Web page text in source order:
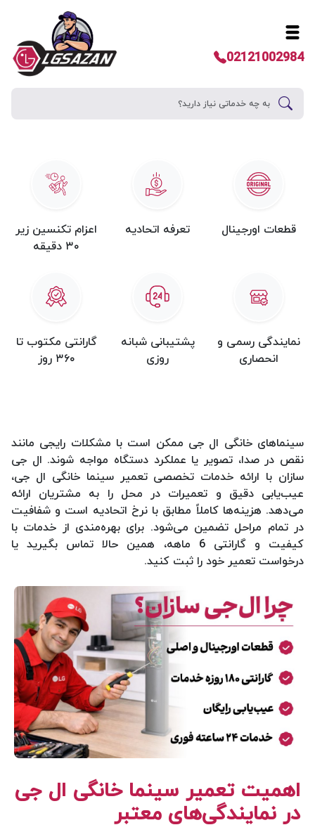
02121002984
خانه تعمیر سینما خانگی ال جی
بازه هزینه تعمیرات تعمیر سینما خانگی ال جی:
تماس بگیرید
ثبت درخواست
قطعات اورجینال تعرفه اتحادیه
اعزام تکنسین زیر
۳۰ دقیقه
نمایندگی رسمی و
انحصاری
پشتیبانی شبانه
روزی
گارانتی مکتوب تا
۳۶۰ روز
سینماهای خانگی ال جی ممکن است با مشکلات رایجی مانند
نقص در صدا، تصویر یا عملکرد دستگاه مواجه شوند. ال جی
سازان با ارائه خدمات تخصصی تعمیر سینما خانگی ال جی،
عیب‌یابی دقیق و تعمیرات در محل را به مشتریان ارائه
می‌دهد. هزینه‌ها کاملاً مطابق با نرخ اتحادیه است و شفافیت
در تمام مراحل تضمین می‌شود. برای بهره‌مندی از خدمات با
کیفیت و گارانتی 6 ماهه، همین حالا تماس بگیرید یا
درخواست تعمیر خود را ثبت کنید.
اهمیت تعمیر سینما خانگی ال جی
در نمایندگی‌های معتبر